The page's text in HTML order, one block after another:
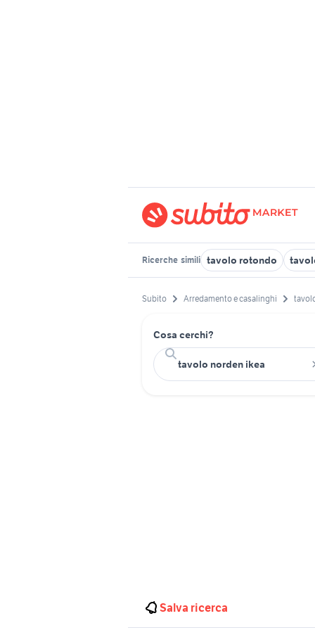
Ricerche simili tavolo rotondo
Subito Arredamento e casalinghi
Cosa cerchi?
Salva ricerca